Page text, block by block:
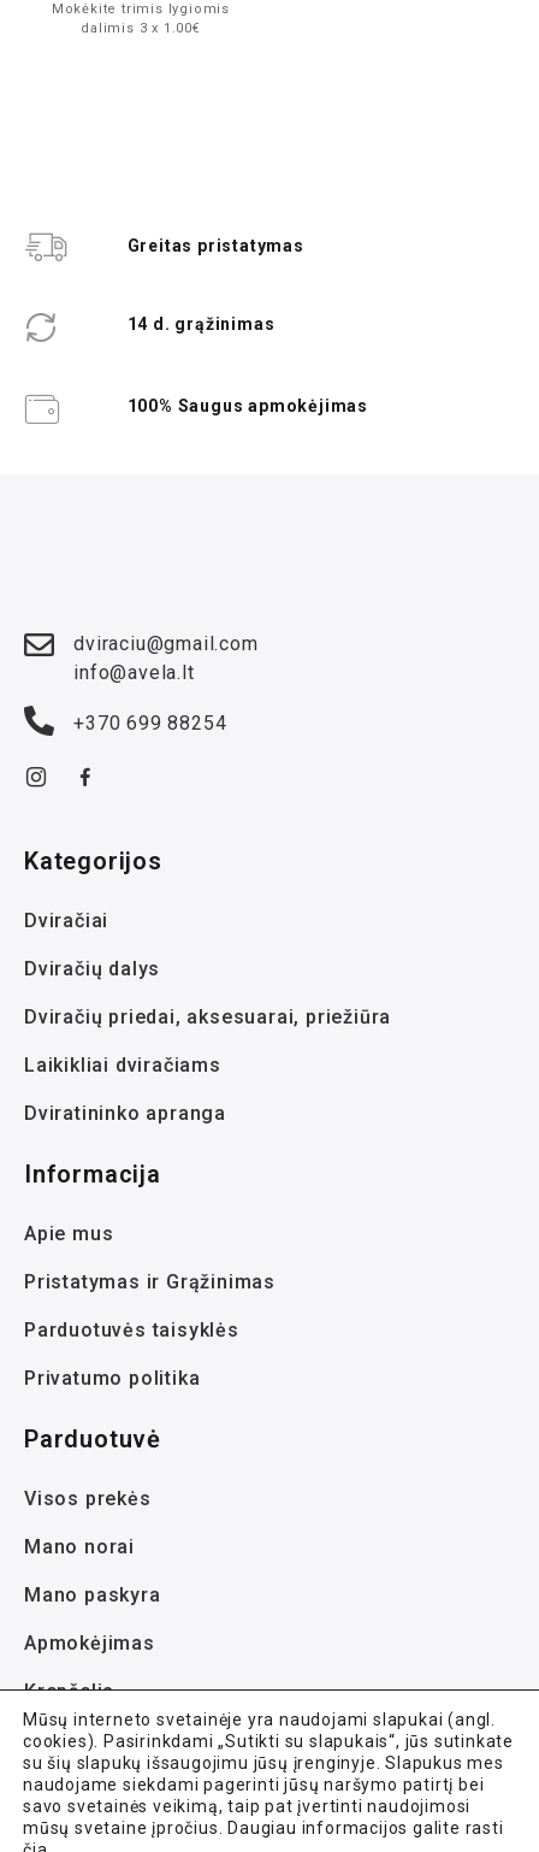
Mokėkite trimis lygiomis
dalimis 3 x 1.00€
Greitas pristatymas
14 d. grąžinimas
100% Saugus apmokėjimas
dviraciu@gmail.com
info@avela.lt
+370 699 88254
Kategorijos
Dviračiai
Dviračių dalys
Dviračių priedai, aksesuarai, priežiūra
Laikikliai dviračiams
Dviratininko apranga
Informacija
Apie mus
Pristatymas ir Grąžinimas
Parduotuvės taisyklės
Privatumo politika
Parduotuvė
Visos prekės
Mano norai
Mano paskyra
Apmokėjimas
Krepšelis
Mūsų interneto svetainėje yra naudojami slapukai (angl.
cookies). Pasirinkdami „Sutikti su slapukais“, jūs sutinkate
su šių slapukų išsaugojimu jūsų įrenginyje. Slapukus mes
naudojame siekdami pagerinti jūsų naršymo patirtį bei
savo svetainės veikimą, taip pat įvertinti naudojimosi
mūsų svetaine įpročius. Daugiau informacijos galite rasti